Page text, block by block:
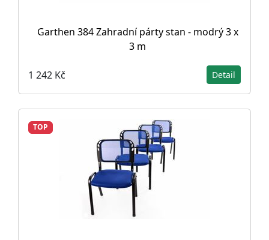
Garthen 384 Zahradní párty stan - modrý 3 x
3 m
1 242 Kč Detail
TOP